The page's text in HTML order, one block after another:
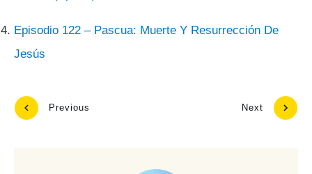
Episodio 122 – Pascua: Muerte Y Resurrección De
Jesús
Previous Next